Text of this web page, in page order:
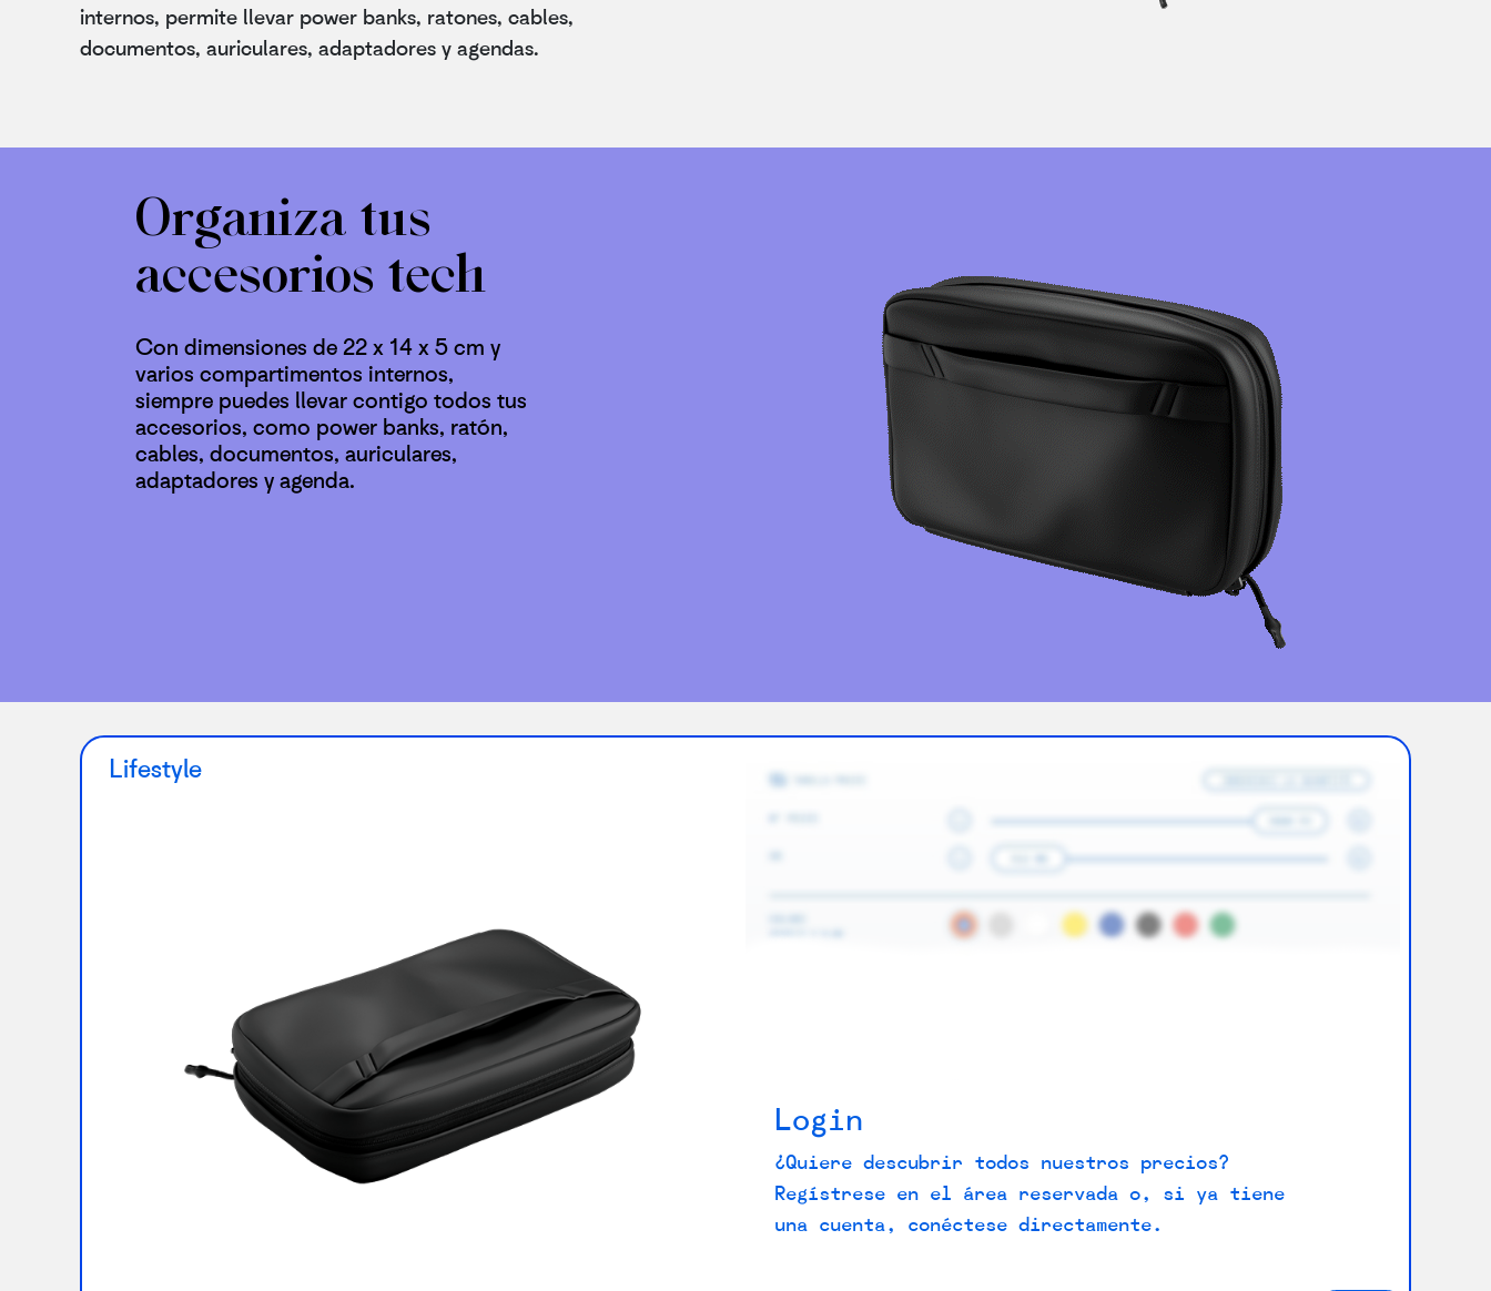
internos, permite llevar power banks, ratones, cables,
documentos, auriculares, adaptadores y agendas.
Organiza tus
accesorios tech
Con dimensiones de 22 x 14 x 5 cm y
varios compartimentos internos,
siempre puedes llevar contigo todos tus
accesorios, como power banks, ratón,
cables, documentos, auriculares,
adaptadores y agenda.
Lifestyle
Login
¿Quiere descubrir todos nuestros precios?
Regístrese en el área reservada o, si ya tiene
una cuenta, conéctese directamente.